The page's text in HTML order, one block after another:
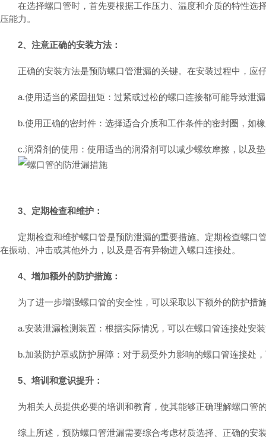
在选择螺口管时，首先要根据工作压力、温度和介质的特性选
压能力。
2、注意正确的安装方法：
正确的安装方法是预防螺口管泄漏的关键。在安装过程中，应
a.使用适当的紧固扭矩：过紧或过松的螺口连接都可能导致泄
b.使用正确的密封件：选择适合介质和工作条件的密封圈，如橡
c.润滑剂的使用：使用适当的润滑剂可以减少螺纹摩擦，以及
3、定期检查和维护：
定期检查和维护螺口管是预防泄漏的重要措施。定期检查螺口
在振动、冲击或其他外力，以及是否有异物进入螺口连接处。
4、增加额外的防护措施：
为了进一步增强螺口管的安全性，可以采取以下额外的防护措
a.安装泄漏检测装置：根据实际情况，可以在螺口管连接处安
b.加装防护罩或防护屏障：对于易受外力影响的螺口管连接处
5、培训和意识提升：
为相关人员提供必要的培训和教育，使其能够正确理解螺口管
综上所述，预防螺口管泄漏需要综合考虑材质选择、正确的安